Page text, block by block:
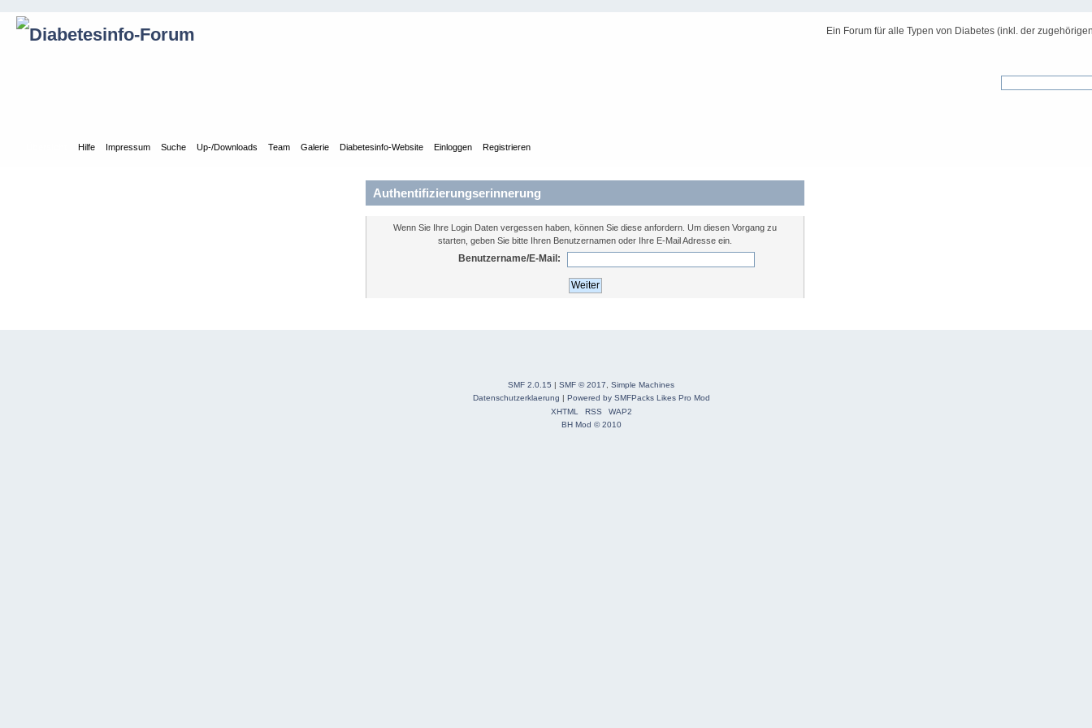
Ein Forum für alle Typen von Diabetes (inkl. der
Hilfe Impressum Suche Up-/Downloads Team Galerie Diabetesinfo-Website Einloggen Registrieren
Authentifizierungserinnerung
Wenn Sie Ihre Login Daten vergessen haben, können Sie diese anfordern. Um diesen Vorgang zu
starten, geben Sie bitte Ihren Benutzernamen oder Ihre E-Mail Adresse ein.
Benutzername/E-Mail:
SMF 2.0.15 | SMF © 2017, Simple Machines
Datenschutzerklaerung | Powered by SMFPacks Likes Pro Mod
XHTML
RSS
WAP2
BH Mod © 2010